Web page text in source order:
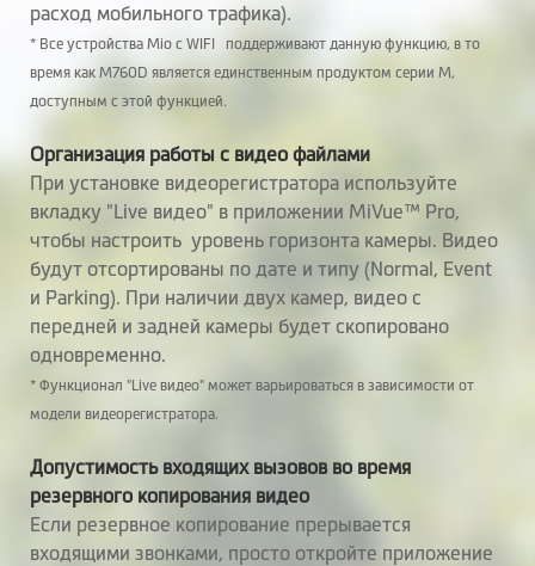
Штамп в видео
Фоторежим
Авто-включение
Вручную
По датчику
движения
Возможность
делать фото во
время записи
видео
Мобильное
приложение
расход мобильного трафика).
* Все устройства Mio с WIFI поддерживают данную функцию, в то
время как M760D является единственным продуктом серии M,
доступным с этой функцией.
Организация работы с видео файлами
При установке видеорегистратора используйте
вкладку "Live видео" в приложении MiVue™ Pro,
чтобы настроить уровень горизонта камеры. Видео
будут отсортированы по дате и типу (Normal, Event
и Parking). При наличии двух камер, видео с
передней и задней камеры будет скопировано
одновременно.
* Функционал "Live видео" может варьироваться в зависимости от
модели видеорегистратора.
Допустимость входящих вызовов во время
резервного копирования видео
Если резервное копирование прерывается
входящими звонками, просто откройте приложение